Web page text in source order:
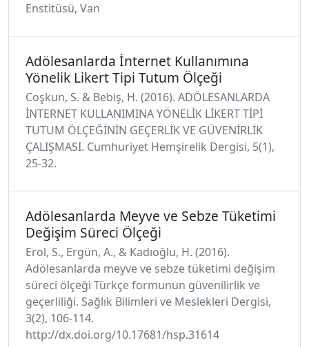
Enstitüsü, Van
Adölesanlarda İnternet Kullanımına
Yönelik Likert Tipi Tutum Ölçeği
Coşkun, S. & Bebiş, H. (2016). ADÖLESANLARDA
İNTERNET KULLANIMINA YÖNELİK LİKERT TİPİ
TUTUM ÖLÇEĞİNİN GEÇERLİK VE GÜVENİRLİK
ÇALIŞMASI. Cumhuriyet Hemşirelik Dergisi, 5(1),
25-32.
Adölesanlarda Meyve ve Sebze Tüketimi
Değişim Süreci Ölçeği
Erol, S., Ergün, A., & Kadıoğlu, H. (2016).
Adölesanlarda meyve ve sebze tüketimi değişim
süreci ölçeği Türkçe formunun güvenilirlik ve
geçerliliği. Sağlık Bilimleri ve Meslekleri Dergisi,
3(2), 106-114.
http://dx.doi.org/10.17681/hsp.31614